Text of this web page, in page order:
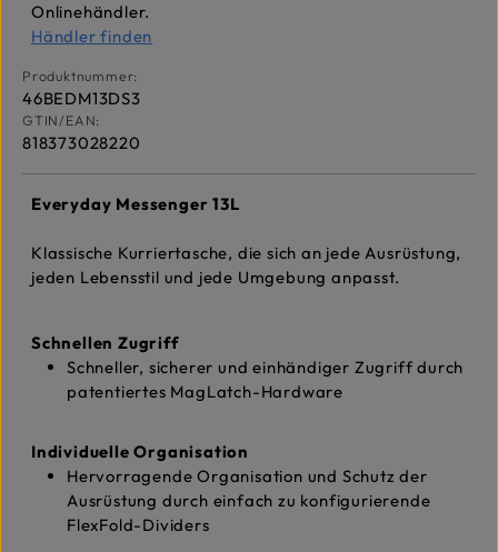
Onlinehändler.
Händler finden
Produktnummer:
46BEDM13DS3
GTIN/EAN:
818373028220
Everyday Messenger 13L
Klassische Kurriertasche, die sich an jede Ausrüstung,
jeden Lebensstil und jede Umgebung anpasst.
Schnellen Zugriff
Schneller, sicherer und einhändiger Zugriff durch
patentiertes MagLatch-Hardware
Individuelle Organisation
Hervorragende Organisation und Schutz der
Ausrüstung durch einfach zu konfigurierende
FlexFold-Dividers